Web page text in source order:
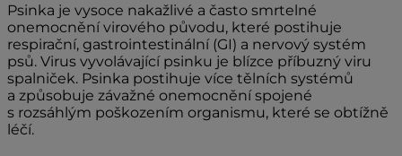
Psinka je vysoce nakažlivé a často smrtelné
onemocnění virového původu, které postihuje
respirační, gastrointestinální (GI) a nervový systém
psů. Virus vyvolávající psinku je blízce příbuzný viru
spalniček. Psinka postihuje více tělních systémů
a způsobuje závažné onemocnění spojené
s rozsáhlým poškozením organismu, které se obtížně
léčí.